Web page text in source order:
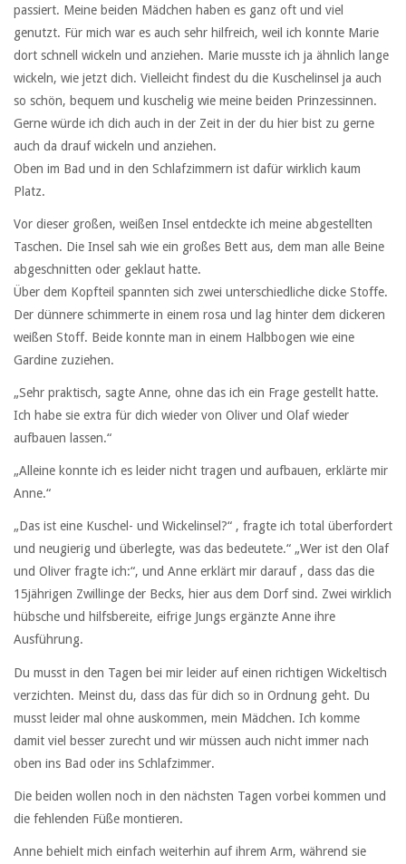
passiert. Meine beiden Mädchen haben es ganz oft und viel
genutzt. Für mich war es auch sehr hilfreich, weil ich konnte Marie
dort schnell wickeln und anziehen. Marie musste ich ja ähnlich lange
wickeln, wie jetzt dich. Vielleicht findest du die Kuschelinsel ja auch
so schön, bequem und kuschelig wie meine beiden Prinzessinnen.
Gerne würde ich dich auch in der Zeit in der du hier bist zu gerne
auch da drauf wickeln und anziehen.
Oben im Bad und in den Schlafzimmern ist dafür wirklich kaum
Platz.
Vor dieser großen, weißen Insel entdeckte ich meine abgestellten
Taschen. Die Insel sah wie ein großes Bett aus, dem man alle Beine
abgeschnitten oder geklaut hatte.
Über dem Kopfteil spannten sich zwei unterschiedliche dicke Stoffe.
Der dünnere schimmerte in einem rosa und lag hinter dem dickeren
weißen Stoff. Beide konnte man in einem Halbbogen wie eine
Gardine zuziehen.
„Sehr praktisch, sagte Anne, ohne das ich ein Frage gestellt hatte.
Ich habe sie extra für dich wieder von Oliver und Olaf wieder
aufbauen lassen.“
„Alleine konnte ich es leider nicht tragen und aufbauen, erklärte mir
Anne.“
„Das ist eine Kuschel- und Wickelinsel?“ , fragte ich total überfordert
und neugierig und überlegte, was das bedeutete.“ „Wer ist den Olaf
und Oliver fragte ich:“, und Anne erklärt mir darauf , dass das die
15jährigen Zwillinge der Becks, hier aus dem Dorf sind. Zwei wirklich
hübsche und hilfsbereite, eifrige Jungs ergänzte Anne ihre
Ausführung.
Du musst in den Tagen bei mir leider auf einen richtigen Wickeltisch
verzichten. Meinst du, dass das für dich so in Ordnung geht. Du
musst leider mal ohne auskommen, mein Mädchen. Ich komme
damit viel besser zurecht und wir müssen auch nicht immer nach
oben ins Bad oder ins Schlafzimmer.
Die beiden wollen noch in den nächsten Tagen vorbei kommen und
die fehlenden Füße montieren.
Anne behielt mich einfach weiterhin auf ihrem Arm, während sie